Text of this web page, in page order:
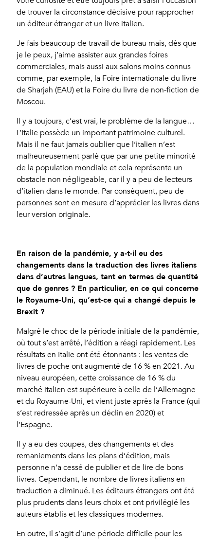
de trouver la circonstance décisive pour rapprocher
un éditeur étranger et un livre italien.
Je fais beaucoup de travail de bureau mais, dès que
je le peux, j’aime assister aux grandes foires
commerciales, mais aussi aux salons moins connus
comme, par exemple, la Foire internationale du livre
de Sharjah (EAU) et la Foire du livre de non-fiction de
Moscou.
Il y a toujours, c’est vrai, le problème de la langue…
L’Italie possède un important patrimoine culturel.
Mais il ne faut jamais oublier que l’italien n’est
malheureusement parlé que par une petite minorité
de la population mondiale et cela représente un
obstacle non négligeable, car il y a peu de lecteurs
d’italien dans le monde. Par conséquent, peu de
personnes sont en mesure d’apprécier les livres dans
leur version originale.
En raison de la pandémie, y a-t-il eu des
changements dans la traduction des livres italiens
dans d’autres langues, tant en termes de quantité
que de genres ? En particulier, en ce qui concerne
le Royaume-Uni, qu’est-ce qui a changé depuis le
Brexit ?
Malgré le choc de la période initiale de la pandémie,
où tout s’est arrêté, l’édition a réagi rapidement. Les
résultats en Italie ont été étonnants : les ventes de
livres de poche ont augmenté de 16 % en 2021. Au
niveau européen, cette croissance de 16 % du
marché italien est supérieure à celle de l’Allemagne
et du Royaume-Uni, et vient juste après la France (qui
s’est redressée après un déclin en 2020) et
l’Espagne.
Il y a eu des coupes, des changements et des
remaniements dans les plans d’édition, mais
personne n’a cessé de publier et de lire de bons
livres. Cependant, le nombre de livres italiens en
traduction a diminué. Les éditeurs étrangers ont été
plus prudents dans leurs choix et ont privilégié les
auteurs établis et les classiques modernes.
En outre, il s’agit d’une période difficile pour les